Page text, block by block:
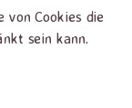
von Cookies die
sein kann.